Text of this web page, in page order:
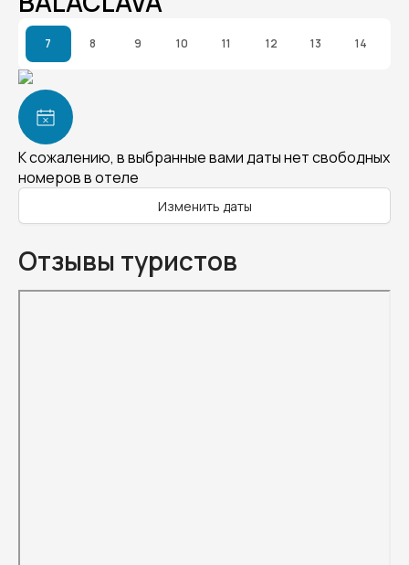
7 8 9 10 11 12 13 14
К сожалению, в выбранные вами даты нет свободных
номеров в отеле
Изменить даты
Отзывы туристов